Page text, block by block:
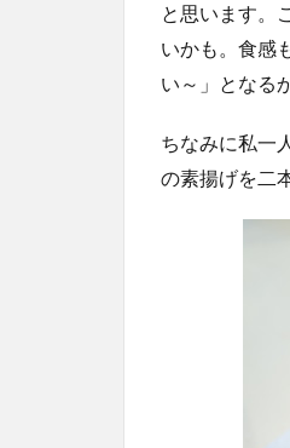
と思います。
いかも。食感
い～」となる
ちなみに私一
の素揚げを二